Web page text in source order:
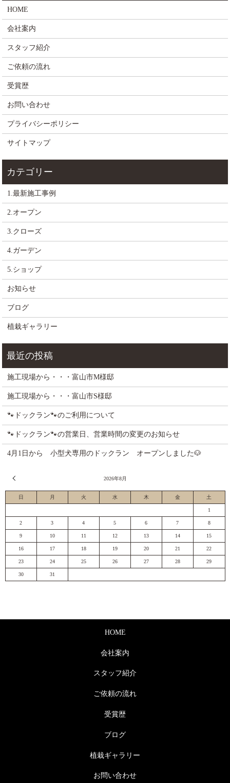
HOME
会社案内
スタッフ紹介
ご依頼の流れ
受賞歴
お問い合わせ
プライバシーポリシー
サイトマップ
1.最新施工事例
2.オープン
3.クローズ
4.ガーデン
5.ショップ
お知らせ
ブログ
植栽ギャラリー
施工現場から・・・富山市M様邸
施工現場から・・・富山市S様邸
🐾ドックラン🐾のご利用について
🐾ドックラン🐾の営業日、営業時間の変更のお知らせ
4月1日から 小型犬専用のドックラン オープンしました🐶
2026年8月
日 月 火 水 木 金 土
1
2 3 4 5 6 7 8
9 10 11 12 13 14 15
16 17 18 19 20 21 22
23 24 25 26 27 28 29
30 31
HOME
会社案内
スタッフ紹介
ご依頼の流れ
受賞歴
ブログ
植栽ギャラリー
お問い合わせ